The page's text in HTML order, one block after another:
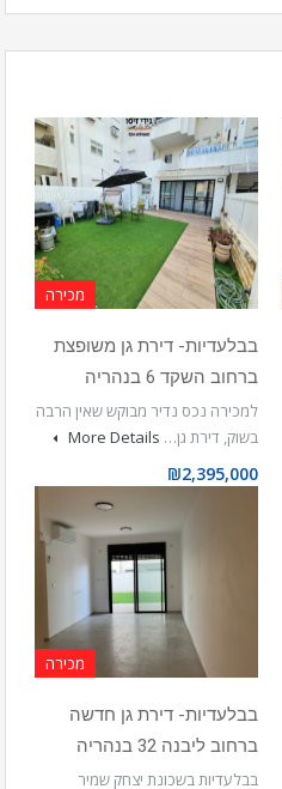
מכירה
בבלעדיות- דירת גן משופצת
ברחוב השקד 6 בנהריה
למכירה נכס נדיר מבוקש שאין הרבה
בשוק, דירת גן… More Details
₪2,395,000
מכירה
בבלעדיות- דירת גן חדשה
ברחוב ליבנה 32 בנהריה
בבלעדיות בשכונת יצחק שמיר